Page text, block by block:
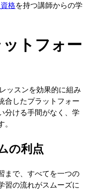
格を持つ講師からの学
トフォー
ッスンを効果的に組み
合したプラットフォー
分ける手間がなく、学
の利点
まで、すべてを一つの
習の流れがスムーズに